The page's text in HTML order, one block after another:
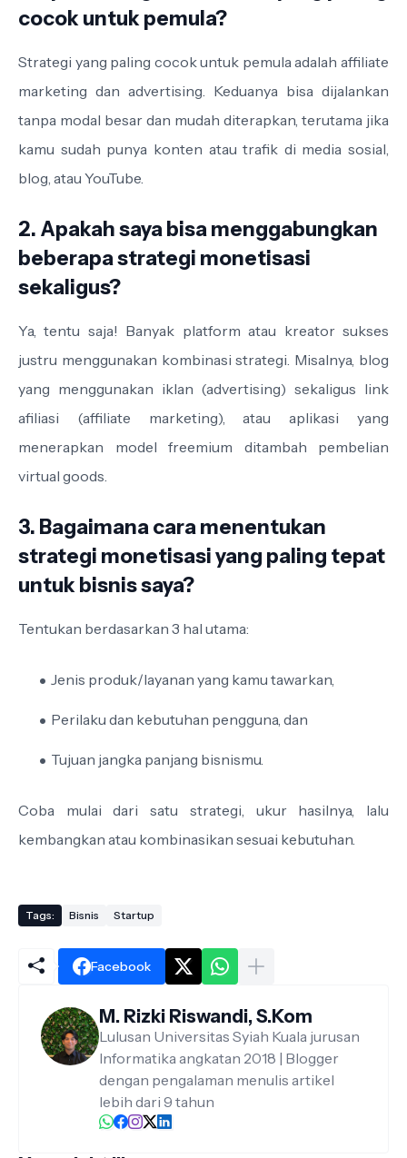
cocok untuk pemula?
Strategi yang paling cocok untuk pemula adalah affiliate
marketing dan advertising. Keduanya bisa dijalankan
tanpa modal besar dan mudah diterapkan, terutama jika
kamu sudah punya konten atau trafik di media sosial,
blog, atau YouTube.
2. Apakah saya bisa menggabungkan
beberapa strategi monetisasi
sekaligus?
Ya, tentu saja! Banyak platform atau kreator sukses
justru menggunakan kombinasi strategi. Misalnya, blog
yang menggunakan iklan (advertising) sekaligus link
afiliasi (affiliate marketing), atau aplikasi yang
menerapkan model freemium ditambah pembelian
virtual goods.
3. Bagaimana cara menentukan
strategi monetisasi yang paling tepat
untuk bisnis saya?
Tentukan berdasarkan 3 hal utama:
Jenis produk/layanan yang kamu tawarkan,
Perilaku dan kebutuhan pengguna, dan
Tujuan jangka panjang bisnismu.
Coba mulai dari satu strategi, ukur hasilnya, lalu
kembangkan atau kombinasikan sesuai kebutuhan.
Tags: Bisnis Startup
Facebook
M. Rizki Riswandi, S.Kom
Lulusan Universitas Syiah Kuala jurusan
Informatika angkatan 2018 | Blogger
dengan pengalaman menulis artikel
lebih dari 9 tahun